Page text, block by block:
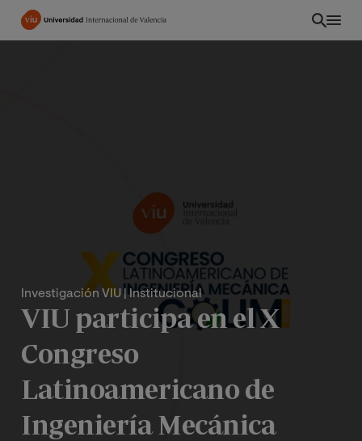
Pasar
Investigación VIU| Institucional
VIU participa en el X
Congreso
Latinoamericano de
Ingeniería Mecánica